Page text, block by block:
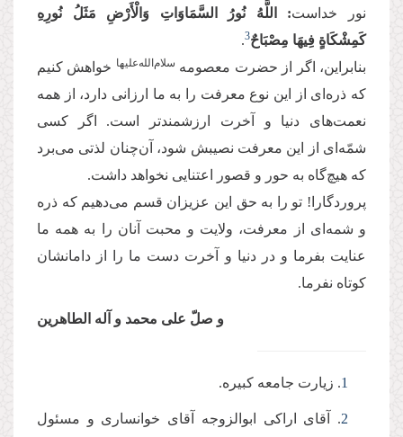
نور خداست:
اللَّهُ نُورُ السَّمَاوَاتِ وَالْأَرْضِ مَثَلُ نُورِهِ
كَمِشْكَاةٍ فِیهَا مِصْبَاحٌ3
.
بنابراین، اگر از حضرت معصومه سلام‌الله‌علیها خواهش کنیم
که ذره‌ای از این نوع معرفت را به ما ارزانی دارد، از همه
نعمت‌های دنیا و آخرت ارزشمندتر است. اگر کسی
شمّه‌ای از این معرفت نصیبش شود، آن‌چنان لذتی می‌برد
که هیچ‌گاه به حور و قصور اعتنایی نخواهد داشت.
پروردگارا! تو را به حق این عزیزان قسم می‌دهیم که ذره
و شمه‌ای از معرفت، ولایت و محبت آنان را به همه ما
عنایت بفرما و در دنیا و آخرت دست ما را از دامانشان
کوتاه نفرما.
و صلّ علی محمد و آله الطاهرین
1. زیارت جامعه کبیره.
2. آقای اراکی ابوالزوجه آقای خوانساری و مسئول